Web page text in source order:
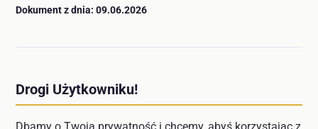
Dokument z dnia: 09.06.2026
Drogi Użytkowniku!